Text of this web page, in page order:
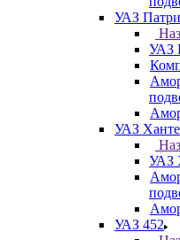
УАЗ
УАЗ
УАЗ
УАЗ
УАЗ 452